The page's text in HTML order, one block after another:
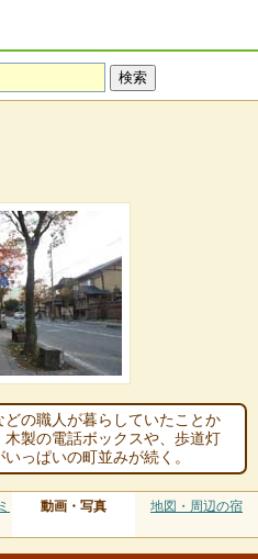
の職人が暮らしていたことか
製の電話ボックスや、歩道灯
っぱいの町並みが続く。
動画・写真 地図・周辺の宿